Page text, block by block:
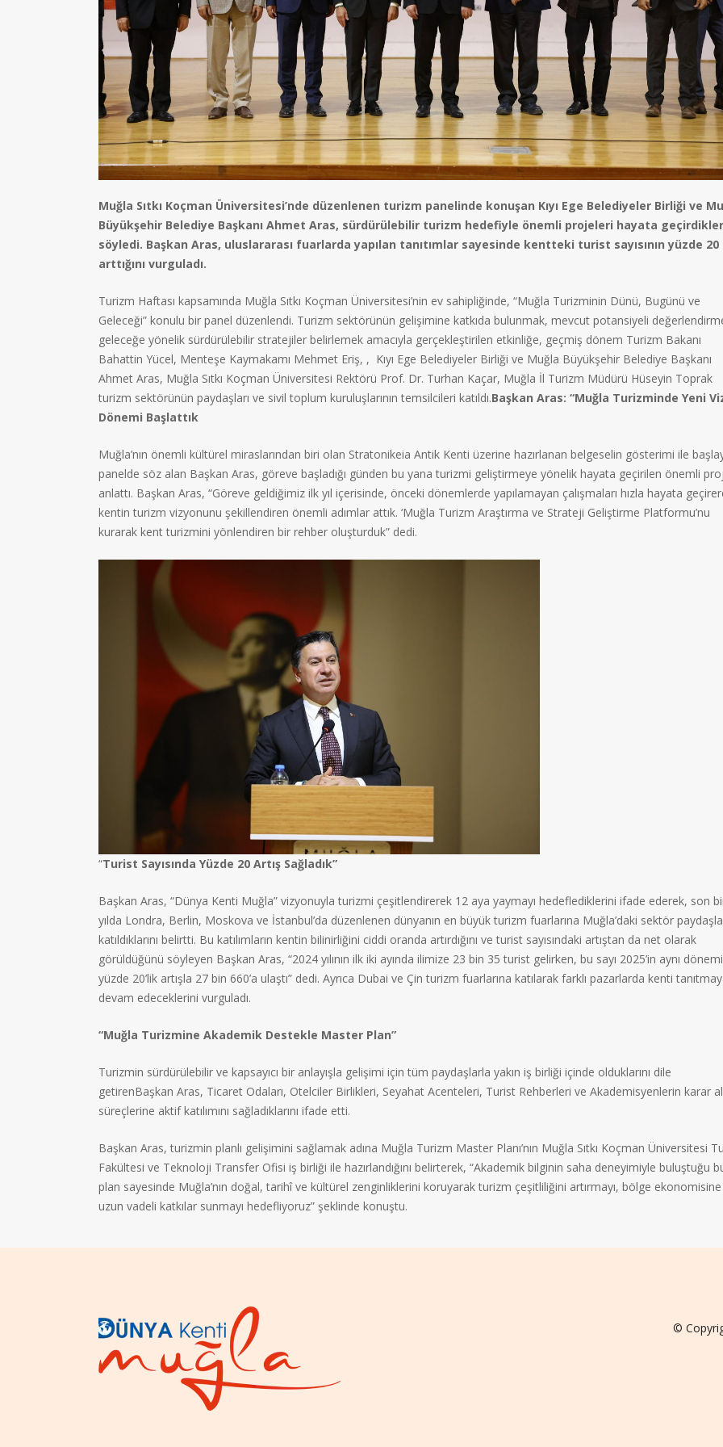
Muğla Sıtkı Koçman Üniversitesi’nde düzenlenen turizm panelinde konuşan Kıyı Ege Belediyeler Birliği ve
Büyükşehir Belediye Başkanı Ahmet Aras, sürdürülebilir turizm hedefiyle önemli projeleri hayata
söyledi. Başkan Aras, uluslararası fuarlarda yapılan tanıtımlar sayesinde kentteki turist sayısının yüzde 20
arttığını vurguladı.
Turizm Haftası kapsamında Muğla Sıtkı Koçman Üniversitesi’nin ev sahipliğinde, “Muğla Turizminin Dünü, Bugünü ve
Geleceği” konulu bir panel düzenlendi. Turizm sektörünün gelişimine katkıda bulunmak, mevcut potansiyeli
geleceğe yönelik sürdürülebilir stratejiler belirlemek amacıyla gerçekleştirilen etkinliğe, geçmiş dönem Turizm Bakanı
Bahattin Yücel, Menteşe Kaymakamı Mehmet Eriş, , Kıyı Ege Belediyeler Birliği ve Muğla Büyükşehir Belediye Başkanı
Ahmet Aras, Muğla Sıtkı Koçman Üniversitesi Rektörü Prof. Dr. Turhan Kaçar, Muğla İl Turizm Müdürü Hüseyin Toprak
turizm sektörünün paydaşları ve sivil toplum kuruluşlarının temsilcileri katıldı.Başkan Aras: “Muğla Turizminde Yeni
Dönemi Başlattık
Muğla’nın önemli kültürel miraslarından biri olan Stratonikeia Antik Kenti üzerine hazırlanan belgeselin gösterimi ile
panelde söz alan Başkan Aras, göreve başladığı günden bu yana turizmi geliştirmeye yönelik hayata geçirilen önemli
anlattı. Başkan Aras, “Göreve geldiğimiz ilk yıl içerisinde, önceki dönemlerde yapılamayan çalışmaları hızla hayata
kentin turizm vizyonunu şekillendiren önemli adımlar attık. ‘Muğla Turizm Araştırma ve Strateji Geliştirme Platformu’nu
kurarak kent turizmini yönlendiren bir rehber oluşturduk” dedi.
“Turist Sayısında Yüzde 20 Artış Sağladık”
Başkan Aras, “Dünya Kenti Muğla” vizyonuyla turizmi çeşitlendirerek 12 aya yaymayı hedeflediklerini ifade ederek, son
yılda Londra, Berlin, Moskova ve İstanbul’da düzenlenen dünyanın en büyük turizm fuarlarına Muğla’daki sektör
katıldıklarını belirtti. Bu katılımların kentin bilinirliğini ciddi oranda artırdığını ve turist sayısındaki artıştan da net olarak
görüldüğünü söyleyen Başkan Aras, “2024 yılının ilk iki ayında ilimize 23 bin 35 turist gelirken, bu sayı 2025’in aynı
yüzde 20’lik artışla 27 bin 660’a ulaştı” dedi. Ayrıca Dubai ve Çin turizm fuarlarına katılarak farklı pazarlarda kenti
devam edeceklerini vurguladı.
“Muğla Turizmine Akademik Destekle Master Plan”
Turizmin sürdürülebilir ve kapsayıcı bir anlayışla gelişimi için tüm paydaşlarla yakın iş birliği içinde olduklarını dile
getirenBaşkan Aras, Ticaret Odaları, Otelciler Birlikleri, Seyahat Acenteleri, Turist Rehberleri ve Akademisyenlerin karar
süreçlerine aktif katılımını sağladıklarını ifade etti.
Başkan Aras, turizmin planlı gelişimini sağlamak adına Muğla Turizm Master Planı’nın Muğla Sıtkı Koçman Üniversitesi
Fakültesi ve Teknoloji Transfer Ofisi iş birliği ile hazırlandığını belirterek, “Akademik bilginin saha deneyimiyle buluştuğu
plan sayesinde Muğla’nın doğal, tarihî ve kültürel zenginliklerini koruyarak turizm çeşitliliğini artırmayı, bölge ekonomisine
uzun vadeli katkılar sunmayı hedefliyoruz” şeklinde konuştu.
©